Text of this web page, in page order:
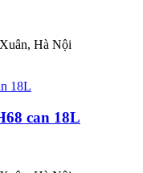
Hà Nội
can 18L